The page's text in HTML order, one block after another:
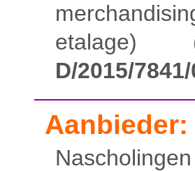
etalage)
D/2015/
Aanbieder: